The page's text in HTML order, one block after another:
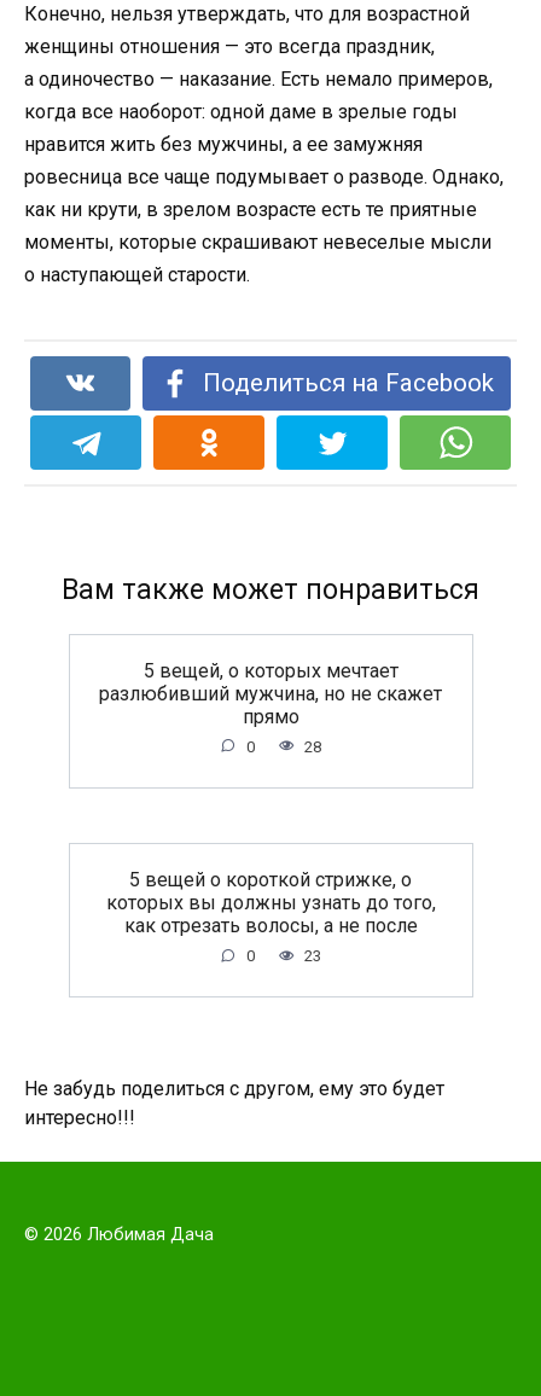
Конечно, нельзя утверждать, что для возрастной
женщины отношения — это всегда праздник,
а одиночество — наказание. Есть немало примеров,
когда все наоборот: одной даме в зрелые годы
нравится жить без мужчины, а ее замужняя
ровесница все чаще подумывает о разводе. Однако,
как ни крути, в зрелом возрасте есть те приятные
моменты, которые скрашивают невеселые мысли
о наступающей старости.
Поделиться на Facebook
Вам также может понравиться
5 вещей, о которых мечтает
разлюбивший мужчина, но не скажет
прямо
0 28
5 вещей о короткой стрижке, о
которых вы должны узнать до того,
как отрезать волосы, а не после
0 23
Не забудь поделиться с другом, ему это будет
интересно!!!
© 2026 Любимая Дача